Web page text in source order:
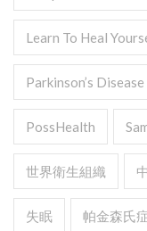
Learn To Heal
Parkinson’s Disease
PossHealth
世界衛生組織
失眠 帕金森氏